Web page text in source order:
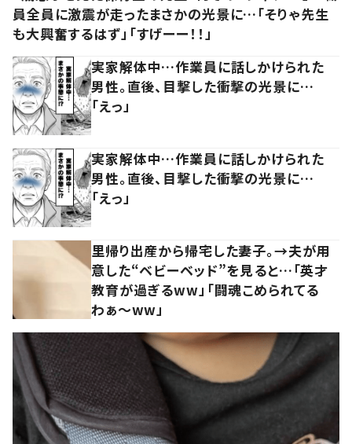
員全員に激震が走ったまさかの光景に…「そりゃ先生
も大興奮するはず」「すげーー！！」
実家解体中…作業員に話しかけられた
男性。直後、目撃した衝撃の光景に…
「えっ」
実家解体中…作業員に話しかけられた
男性。直後、目撃した衝撃の光景に…
「えっ」
里帰り出産から帰宅した妻子。→夫が用
意した“ベビーベッド”を見ると…「英才
教育が過ぎるww」「闘魂こめられてる
わぁ～ww」